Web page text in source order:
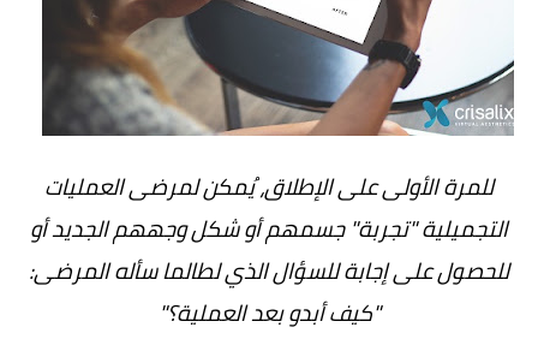
للمرة الأولى على الإطلاق، يُمكن لمرضى العمليات
التجميلية "تجربة" جسمهم أو شكل وجههم الجديد أو
للحصول على إجابة للسؤال الذي لطالما سأله المرضى:
"كيف أبدو بعد العملية؟"